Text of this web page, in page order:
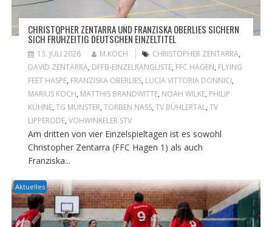
CHRISTOPHER ZENTARRA UND FRANZISKA OBERLIES SICHERN
SICH FRÜHZEITIG DEUTSCHEN EINZELTITEL
13. JULI 2026 M.KOCH CHRISTOPHER ZENTARRA,
DAVID ZENTARRA, DFFB-EINZELRANGLISTE, FFC HAGEN, FLYING
FEET HASPE, FRANZISKA OBERLIES, LUCIA VITTORIA DONNICI,
MARIUS KOCH, MATTHIS BRANDWITTE, NOAH WILKE, PHILIP
KÜHNE, TG MÜNSTER, TORBEN NASS, TV BÜHLERTAL, TV
LIPPERODE, VOHWINKELER STV
Am dritten von vier Einzelspieltagen ist es sowohl
Christopher Zentarra (FFC Hagen 1) als auch
Franziska...
Aktuelles